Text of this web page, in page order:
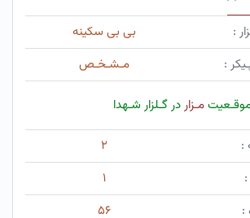
:
بی بی سکینه
:
مـشـخـص
مـزاردر گـلزار شـهدا
:
۲
:
۱
:
۵۶